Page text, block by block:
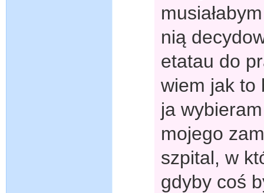
nią
etatau do
wiem jak to
ja
mojego
szpital, w
gdyby coś